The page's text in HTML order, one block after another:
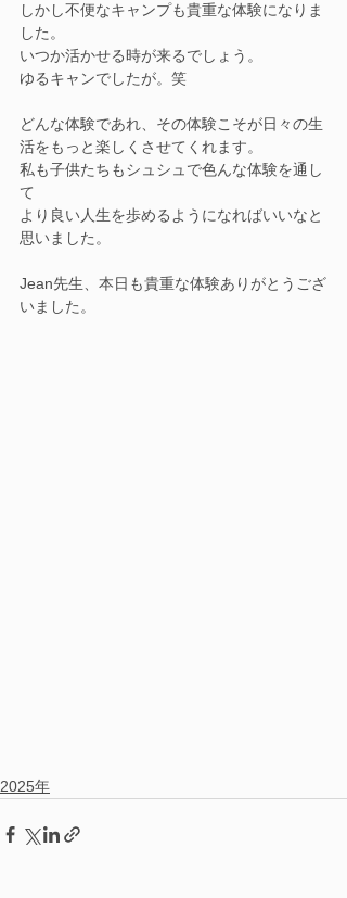
しかし不便なキャンプも貴重な体験になりま
した。
いつか活かせる時が来るでしょう。
ゆるキャンでしたが。笑
どんな体験であれ、その体験こそが日々の生
活をもっと楽しくさせてくれます。
私も子供たちもシュシュで色んな体験を通し
て
より良い人生を歩めるようになればいいなと
思いました。
Jean先生、本日も貴重な体験ありがとうござ
いました。
2025年